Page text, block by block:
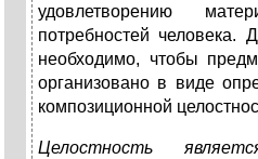
удовлетворению
потребностей человека.
необходимо, чтобы
организовано в виде
композиционной
Целостность